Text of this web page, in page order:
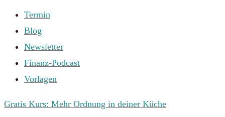
Termin
Blog
Newsletter
Finanz-Podcast
Vorlagen
Gratis Kurs: Mehr Ordnung in deiner Küche